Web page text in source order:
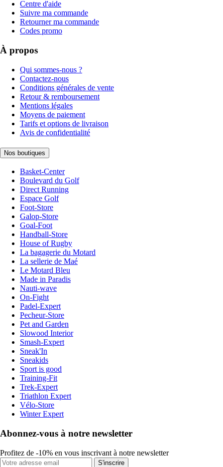
Centre d'aide
Suivre ma commande
Retourner ma commande
Codes promo
À propos
Qui sommes-nous ?
Contactez-nous
Conditions générales de vente
Retour & remboursement
Mentions légales
Moyens de paiement
Tarifs et options de livraison
Avis de confidentialité
Nos boutiques
Basket-Center
Boulevard du Golf
Direct Running
Espace Golf
Foot-Store
Galop-Store
Goal-Foot
Handball-Store
House of Rugby
La bagagerie du Motard
La sellerie de Maé
Le Motard Bleu
Made in Paradis
Nauti-wave
On-Fight
Padel-Expert
Pecheur-Store
Pet and Garden
Slowood Interior
Smash-Expert
Sneak'In
Sneakids
Sport is good
Training-Fit
Trek-Expert
Triathlon Expert
Vélo-Store
Winter Expert
Abonnez-vous à notre newsletter
Profitez de -10% en vous inscrivant à notre newsletter
S'inscrire